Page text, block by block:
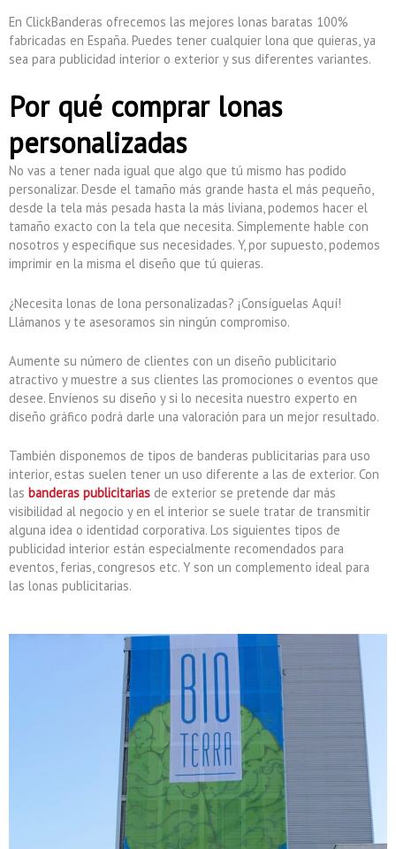
En ClickBanderas ofrecemos las mejores lonas baratas 100%
fabricadas en España. Puedes tener cualquier lona que quieras, ya
sea para publicidad interior o exterior y sus diferentes variantes.
Por qué comprar lonas
personalizadas
No vas a tener nada igual que algo que tú mismo has podido
personalizar. Desde el tamaño más grande hasta el más pequeño,
desde la tela más pesada hasta la más liviana, podemos hacer el
tamaño exacto con la tela que necesita. Simplemente hable con
nosotros y especifique sus necesidades. Y, por supuesto, podemos
imprimir en la misma el diseño que tú quieras.
¿Necesita lonas de lona personalizadas? ¡Consíguelas Aquí!
Llámanos y te asesoramos sin ningún compromiso.
Aumente su número de clientes con un diseño publicitario
atractivo y muestre a sus clientes las promociones o eventos que
desee. Envíenos su diseño y si lo necesita nuestro experto en
diseño gráfico podrá darle una valoración para un mejor resultado.
También disponemos de tipos de banderas publicitarias para uso
interior, estas suelen tener un uso diferente a las de exterior. Con
las banderas publicitarias de exterior se pretende dar más
visibilidad al negocio y en el interior se suele tratar de transmitir
alguna idea o identidad corporativa. Los siguientes tipos de
publicidad interior están especialmente recomendados para
eventos, ferias, congresos etc. Y son un complemento ideal para
las lonas publicitarias.